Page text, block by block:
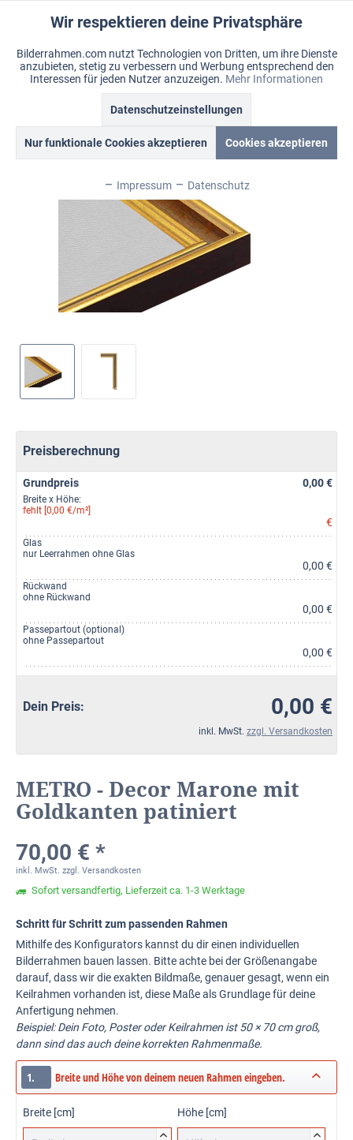
Warenkorb
Merkzettel Mein Konto
Menü
Metro
Preisberechnung
Grundpreis 0,00 €
Breite x Höhe:
fehlt [0,00 €/m²]
€
Glas
nur Leerrahmen ohne Glas
0,00 €
Rückwand
ohne Rückwand
0,00 €
Passepartout (optional)
ohne Passepartout
0,00 €
Dein Preis: 0,00 €
inkl. MwSt. zzgl. Versandkosten
METRO - Decor Marone mit
Goldkanten patiniert
70,00 € *
inkl. MwSt. zzgl. Versandkosten
Sofort versandfertig, Lieferzeit ca. 1-3 Werktage
Schritt für Schritt zum passenden Rahmen
Mithilfe des Konfigurators kannst du dir einen individuellen
Bilderrahmen bauen lassen. Bitte achte bei der Größenangabe
darauf, dass wir die exakten Bildmaße, genauer gesagt, wenn ein
Keilrahmen vorhanden ist, diese Maße als Grundlage für deine
Anfertigung nehmen.
Beispiel: Dein Foto, Poster oder Keilrahmen ist 50 × 70 cm groß,
dann sind das auch deine korrekten Rahmenmaße.
1. Breite und Höhe von deinem neuen Rahmen eingeben.
Breite [cm]

Höhe [cm]

Funktionale Aktiv
Marketing Inaktiv
Inaktiv
Wir respektieren deine Privatsphäre
Bilderrahmen.com nutzt Technologien von Dritten, um ihre Dienste
anzubieten, stetig zu verbessern und Werbung entsprechend den
Interessen für jeden Nutzer anzuzeigen. Mehr Informationen
Datenschutzeinstellungen
Nur funktionale Cookies akzeptieren Cookies akzeptieren
Impressum Datenschutz